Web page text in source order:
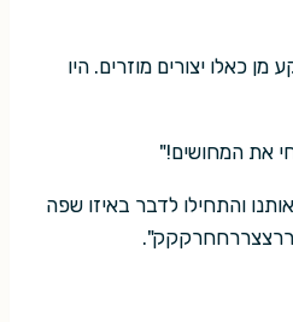
כאלו יצורים מוזרים. היו
את המחושים!"
והתחילו לדבר באיזו שפה